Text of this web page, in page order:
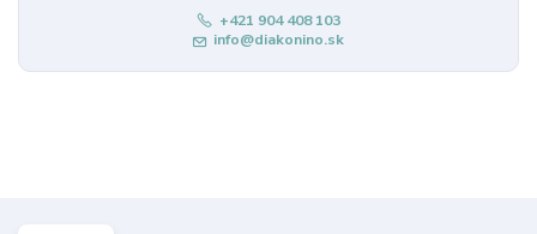
+421 904 408 103
info@diakonino.sk